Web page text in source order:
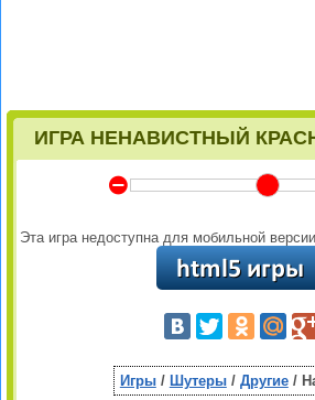
ИГРА НЕНАВИСТНЫЙ
Y
Эта игра недоступна для мобильной
Игры/ Шутеры/ Другие/